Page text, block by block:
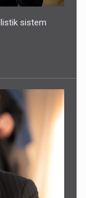
sistem